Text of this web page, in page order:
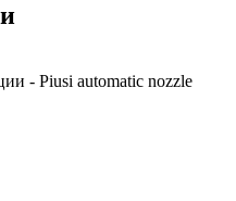
- Piusi automatic nozzle